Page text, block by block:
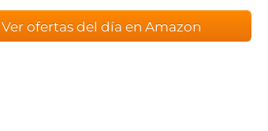
Ver ofertas del día en Amazon